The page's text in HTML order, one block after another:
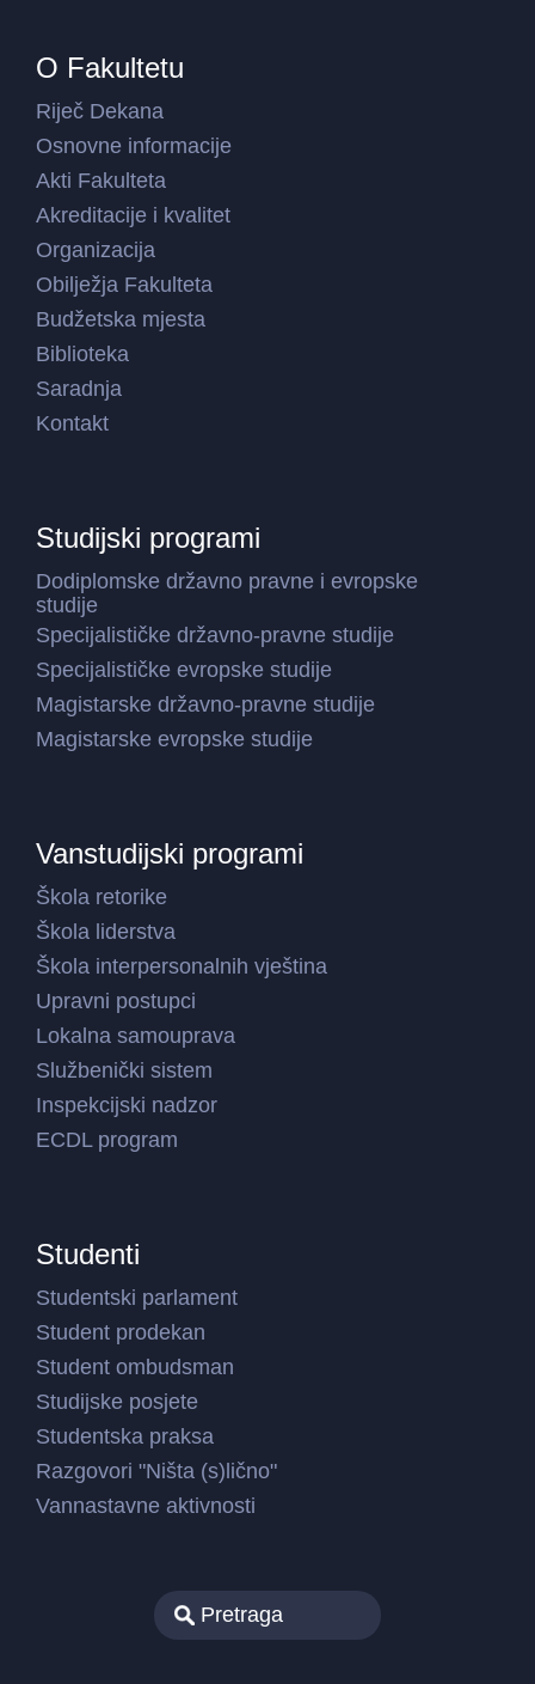
O Fakultetu
Riječ Dekana
Osnovne informacije
Akti Fakulteta
Akreditacije i kvalitet
Organizacija
Obilježja Fakulteta
Budžetska mjesta
Biblioteka
Saradnja
Kontakt
Studijski programi
Dodiplomske državno pravne i evropske
studije
Specijalističke državno-pravne studije
Specijalističke evropske studije
Magistarske državno-pravne studije
Magistarske evropske studije
Vanstudijski programi
Škola retorike
Škola liderstva
Škola interpersonalnih vještina
Upravni postupci
Lokalna samouprava
Službenički sistem
Inspekcijski nadzor
ECDL program
Studenti
Studentski parlament
Student prodekan
Student ombudsman
Studijske posjete
Studentska praksa
Razgovori "Ništa (s)lično"
Vannastavne aktivnosti